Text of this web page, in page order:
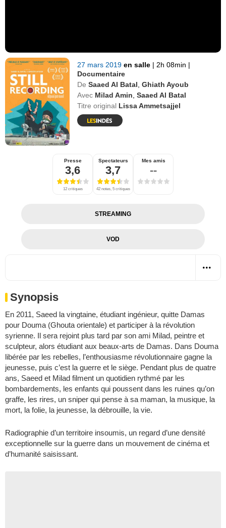
27 mars 2019en salle | 2h 08min |
Documentaire
De Saaed Al Batal ,Ghiath Ayoub
Avec Milad Amin ,Saaed Al Batal
Titre original Lissa Ammetsajjel
Presse
3,6
12 critiques
Spectateurs
3,7
42 notes, 5 critiques
Mes amis
--
STREAMING
VOD
Synopsis
En 2011, Saeed la vingtaine, étudiant ingénieur, quitte Damas
pour Douma (Ghouta orientale) et participer à la révolution
syrienne. Il sera rejoint plus tard par son ami Milad, peintre et
sculpteur, alors étudiant aux beaux-arts de Damas. Dans Douma
libérée par les rebelles, l’enthousiasme révolutionnaire gagne la
jeunesse, puis c’est la guerre et le siège. Pendant plus de quatre
ans, Saeed et Milad filment un quotidien rythmé par les
bombardements, les enfants qui poussent dans les ruines qu’on
graffe, les rires, un sniper qui pense à sa maman, la musique, la
mort, la folie, la jeunesse, la débrouille, la vie.
Radiographie d’un territoire insoumis, un regard d’une densité
exceptionnelle sur la guerre dans un mouvement de cinéma et
d’humanité saisissant.